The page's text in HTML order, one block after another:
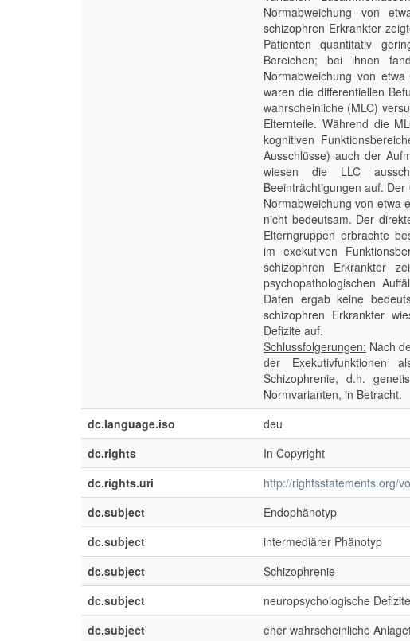
Normabweichung von
schizophren Erkrankter
Patienten quantitativ
Bereichen; bei ihnen
Normabweichung von
waren die differentiellen
wahrscheinliche (MLC)
Elternteile. Während die
kognitiven
Ausschlüsse) auch der
wiesen die LLC
Beeinträchtigungen auf.
Normabweichung von etwa
nicht bedeutsam. Der
Elterngruppen erbrachte
im exekutiven
schizophren Erkrankter
psychopathologischen
Daten ergab keine
schizophren Erkrankter
Defizite auf.
Schlussfolgerungen: Nach
der Exekutivfunktionen
Schizophrenie, d.h.
Normvarianten, in Betracht.
dc.language.iso
deu
dc.rights
In Copyright
dc.rights.uri
http://rightsstatements.org/
dc.subject
Endophänotyp
dc.subject
intermediärer Phänotyp
dc.subject
Schizophrenie
dc.subject
neuropsychologische Defizite
dc.subject
eher wahrscheinliche